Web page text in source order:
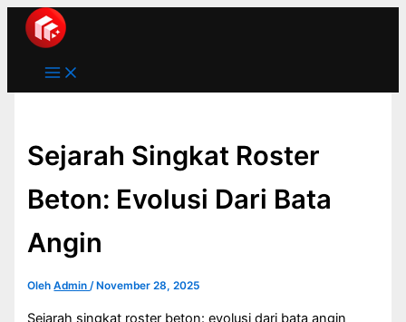
Lewati
konten
Main
Menu
Sejarah Singkat Roster
Beton: Evolusi Dari Bata
Angin
OlehAdmin/ November 28, 2025
Sejarah singkat roster beton: evolusi dari bata angin